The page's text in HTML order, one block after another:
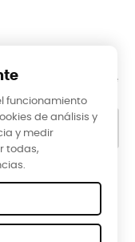
Para ello, consulte
legal.
funcionamiento
de análisis y
y medir
todas,